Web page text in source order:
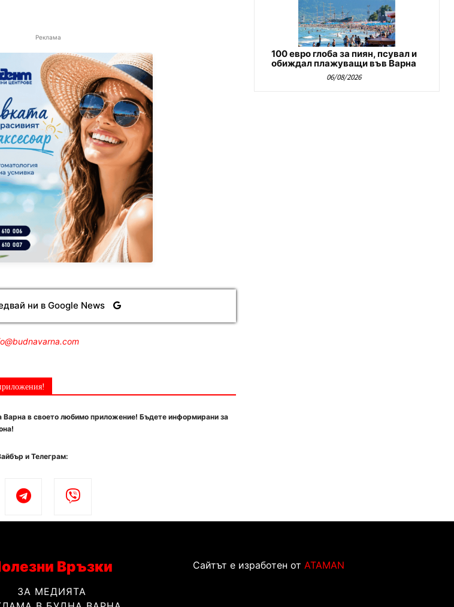
Реклама
ни в Google News
Варна в своето любимо приложение! Бъдете информирани за
и Телеграм:
100 евро глоба за пиян, псувал и
обиждал плажуващи във Варна
06/08/2026
Връзки
ЗА МЕДИЯТА
Сайтът е изработен от ATAMAN